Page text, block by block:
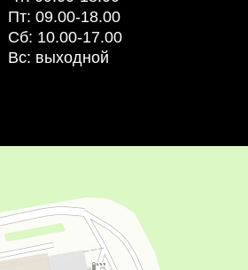
Пт: 09.00-18.00
Сб: 10.00-17.00
Вс: выходной